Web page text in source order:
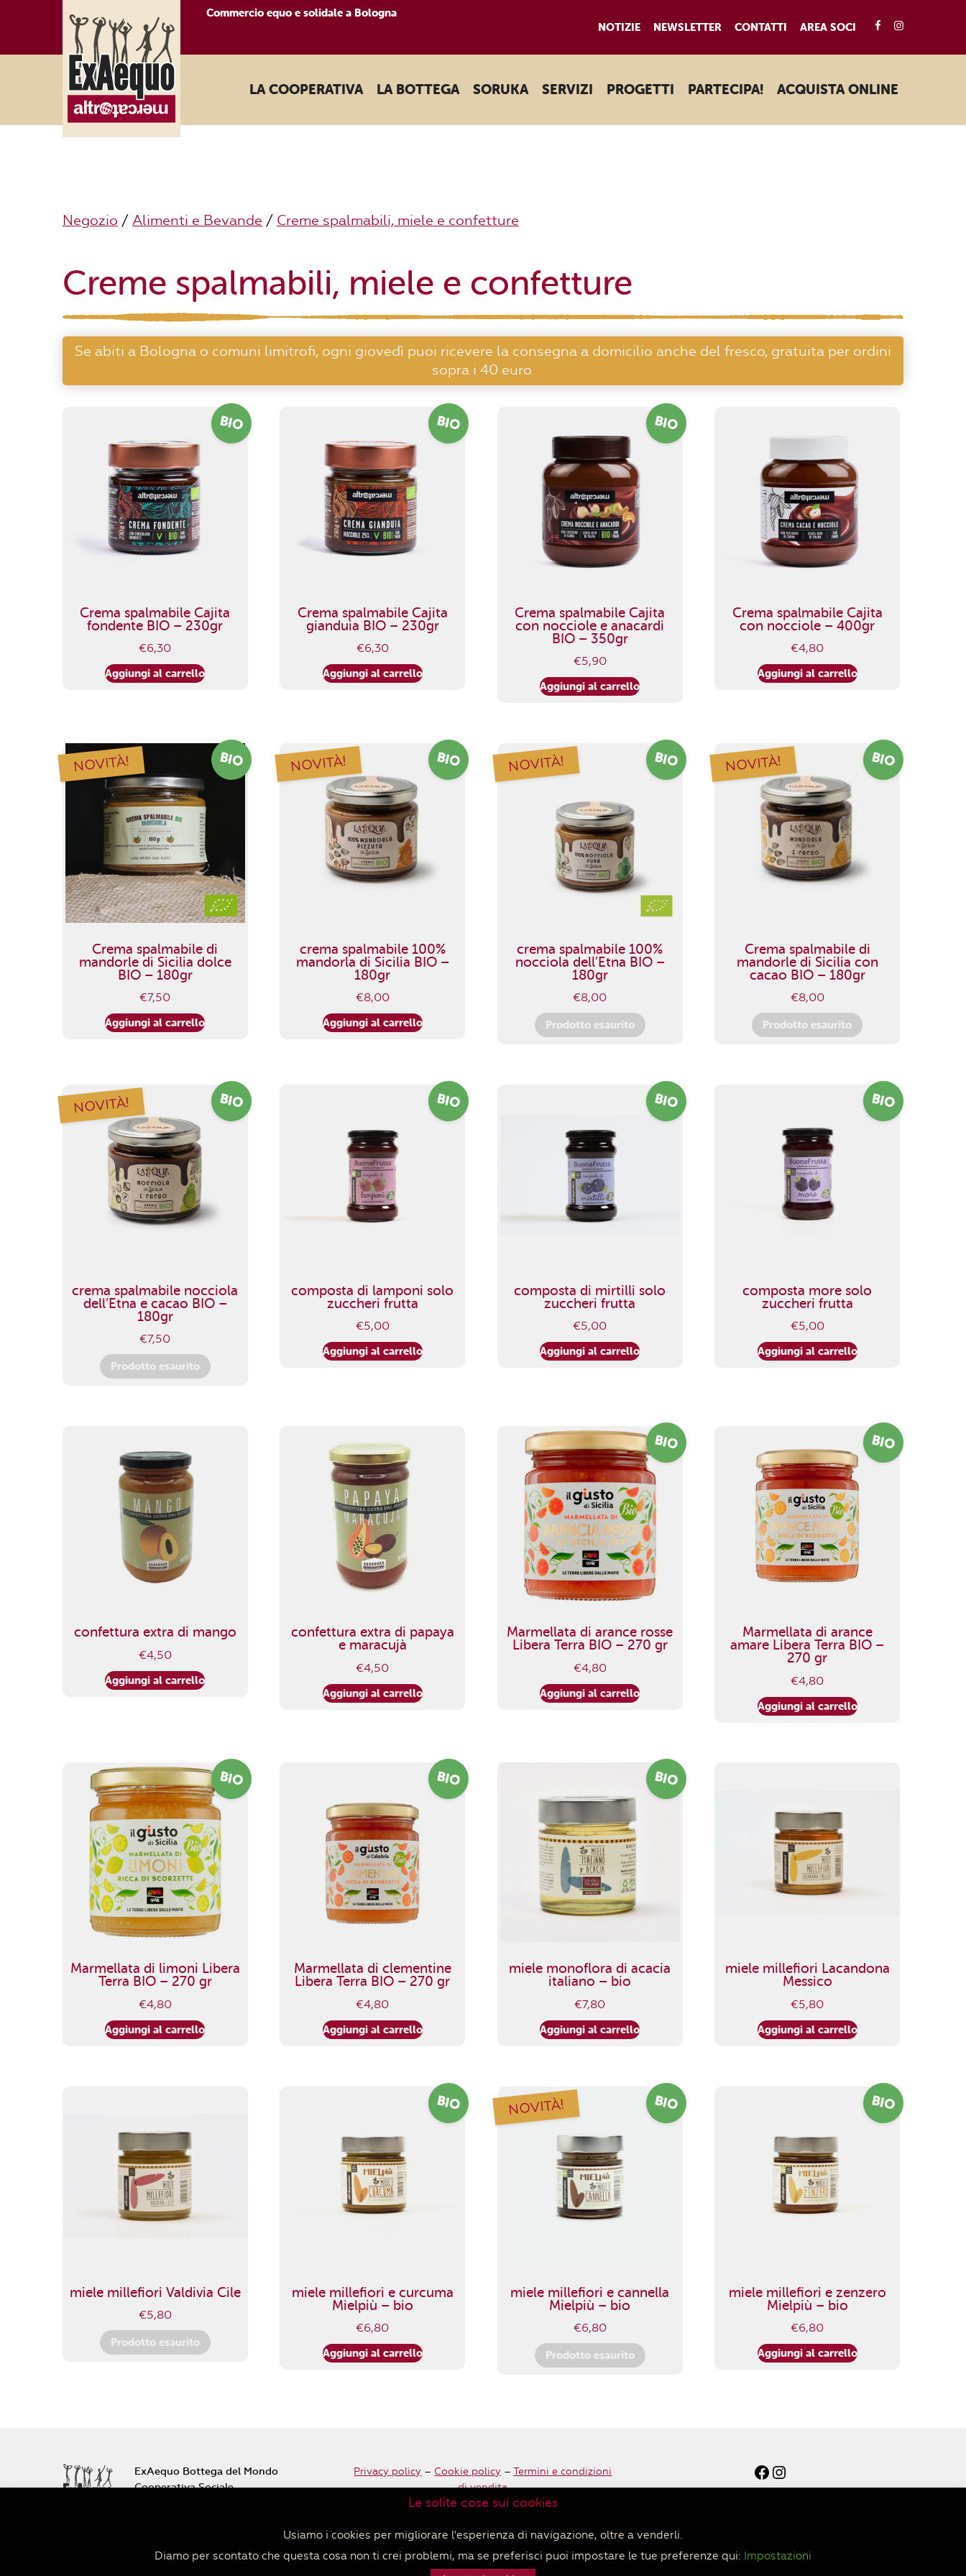
Commercio equo e solidale a Bologna
NOTIZIE
NEWSLETTER CONTATTI AREA SOCI FACEBOOK
LA COOPERATIVA LA BOTTEGA SORUKA SERVIZI PROGETTI PARTECIPA! ACQUISTA ONLINE
Negozio / Alimenti e Bevande / Creme spalmabili, miele e confetture
Creme spalmabili, miele e confetture
Se abiti a Bologna o comuni limitrofi, ogni giovedì puoi ricevere la consegna a domicilio anche del fresco, gratuita per ordini
sopra i 40 euro.
BIO
Crema spalmabile Cajita
fondente BIO – 230gr
€6,30
Aggiungi al carrello
BIO
Crema spalmabile Cajita
gianduia BIO – 230gr
€6,30
Aggiungi al carrello
BIO
Crema spalmabile Cajita
con nocciole e anacardi
BIO – 350gr
€5,90
Aggiungi al carrello
Crema spalmabile Cajita
con nocciole – 400gr
€4,80
Aggiungi al carrello
BIO
NOVITÀ!
Crema spalmabile di
mandorle di Sicilia dolce
BIO – 180gr
€7,50
Aggiungi al carrello
BIO
NOVITÀ!
crema spalmabile 100%
mandorla di Sicilia BIO –
180gr
€8,00
Aggiungi al carrello
BIO
NOVITÀ!
crema spalmabile 100%
nocciola dell’Etna BIO –
180gr
€8,00
Prodotto esaurito
BIO
NOVITÀ!
Crema spalmabile di
mandorle di Sicilia con
cacao BIO – 180gr
€8,00
Prodotto esaurito
BIO
NOVITÀ!
crema spalmabile nocciola
dell’Etna e cacao BIO –
180gr
€7,50
Prodotto esaurito
BIO
composta di lamponi solo
zuccheri frutta
€5,00
Aggiungi al carrello
BIO
composta di mirtilli solo
zuccheri frutta
€5,00
Aggiungi al carrello
BIO
composta more solo
zuccheri frutta
€5,00
Aggiungi al carrello
confettura extra di mango
€4,50
Aggiungi al carrello
confettura extra di papaya
e maracujà
€4,50
Aggiungi al carrello
BIO
Marmellata di arance rosse
Libera Terra BIO – 270 gr
€4,80
Aggiungi al carrello
BIO
Marmellata di arance
amare Libera Terra BIO –
270 gr
€4,80
Aggiungi al carrello
BIO
Marmellata di limoni Libera
Terra BIO – 270 gr
€4,80
Aggiungi al carrello
BIO
Marmellata di clementine
Libera Terra BIO – 270 gr
€4,80
Aggiungi al carrello
BIO
miele monoflora di acacia
italiano – bio
€7,80
Aggiungi al carrello
miele millefiori Lacandona
Messico
€5,80
Aggiungi al carrello
miele millefiori Valdivia Cile
€5,80
Prodotto esaurito
BIO
miele millefiori e curcuma
Mielpiù – bio
€6,80
Aggiungi al carrello
BIO
NOVITÀ!
miele millefiori e cannella
Mielpiù – bio
€6,80
Prodotto esaurito
BIO
miele millefiori e zenzero
Mielpiù – bio
€6,80
Aggiungi al carrello
ExAequo Bottega del Mondo
Cooperativa Sociale
PIVA 04152680379
Privacy policy – Cookie policy –Termini e condizioni
di vendita
Facebook
Instagram
Le solite cose sui cookies
Usiamo i cookies per migliorare l'esperienza di navigazione, oltre a venderli.
Diamo per scontato che questa cosa non ti crei problemi, ma se preferisci puoi impostare le tue preferenze qui: Impostazioni